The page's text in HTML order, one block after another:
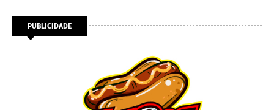
PUBLICIDADE